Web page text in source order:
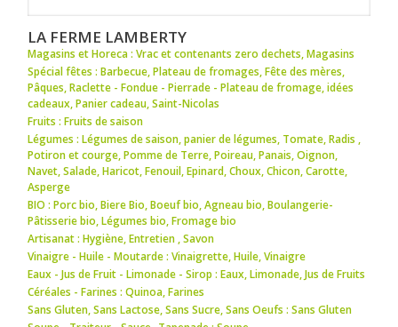
LA FERME LAMBERTY
Magasins et Horeca : Vrac et contenants zero dechets,Magasins
Spécial fêtes : Barbecue,Plateau de fromages,Fête des mères,
Pâques,Raclette - Fondue - Pierrade - Plateau de fromage,idées
cadeaux,Panier cadeau,Saint-Nicolas
Fruits : Fruits de saison
Légumes : Légumes de saison,panier de légumes, Tomate,Radis ,
Potiron et courge,Pomme de Terre,Poireau,Panais,Oignon,
Navet,Salade,Haricot,Fenouil,Epinard,Choux,Chicon,Carotte,
Asperge
BIO : Porc bio,Biere Bio,Boeuf bio,Agneau bio,Boulangerie-
Pâtisserie bio,Légumes bio,Fromage bio
Artisanat : Hygiène,Entretien ,Savon
Vinaigre - Huile - Moutarde : Vinaigrette,Huile,Vinaigre
Eaux - Jus de Fruit - Limonade - Sirop : Eaux,Limonade,Jus de Fruits
Céréales - Farines : Quinoa,Farines
Sans Gluten, Sans Lactose, Sans Sucre, Sans Oeufs : Sans Gluten